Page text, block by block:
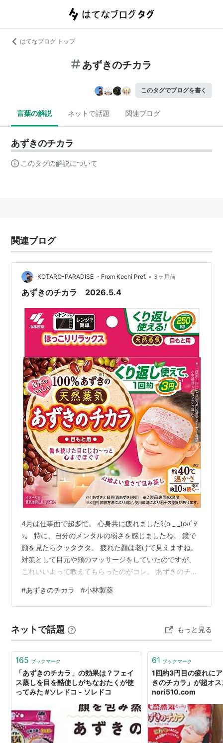
はてなブログ トップ
あずきのチカラ
このタグでブログを書く
言葉の解説 ネットで話題 関連ブログ
あずきのチカラ
このタグの解説について
関連ブログ
KOTARO-PARADISE ・From Kochi Pref. • 3ヶ月前
あずきのチカラ 2026.5.4
4月は仕事面で超多忙。 心身共に疲れましたﾐ(o _ _)oﾊﾞﾀ
ｯ。 特に、自分のメンタルの弱さを感じましたね。 鏡で
顔を見たらクッタクタ。 疲れた顏は老けて見えますね。
対策として目元や頬のマッサージをしていたのですが、
これいいよって教えてもらったのがコレ。 あずきのチカ
置くという、蒸しタオルみたいなグッズです。 600Wで
30秒。 ちょうど良い暖かさ。 10分を目安に使用との事
て、すぐに眠ってて、10分タイマーで目が覚めました
(笑)。 これは良い+.ﾟ(*´∀`)bﾟ+.ﾟｲｲﾈｪ。 …
#あずきのチカラ #小林製薬
ネットで話題 もっと見る
165 ブックマーク
「あずきのチカラ」の効果は？フェイ
ス蒸しを目を酷使しがちなおたくが使
ってみた #ソレドコ - ソレドコ
61 ブックマーク
1回約3円目の疲れに
きのチカラ」が超オ
nori510.com